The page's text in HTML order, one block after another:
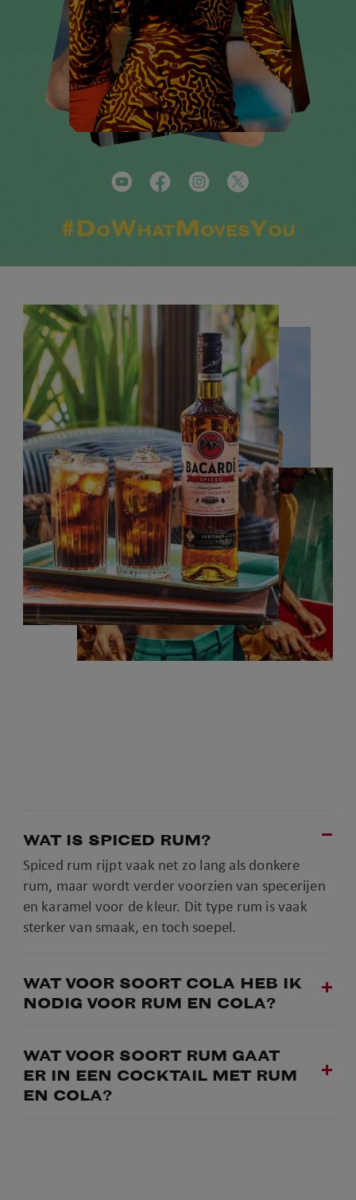
#DoWhatMovesYou
WAT IS SPICED RUM?
Spiced rum rijpt vaak net zo lang als donkere
rum, maar wordt verder voorzien van specerijen
en karamel voor de kleur. Dit type rum is vaak
sterker van smaak, en toch soepel.
WAT VOOR SOORT COLA HEB IK
NODIG VOOR RUM EN COLA?
WAT VOOR SOORT RUM GAAT
ER IN EEN COCKTAIL MET RUM
EN COLA?